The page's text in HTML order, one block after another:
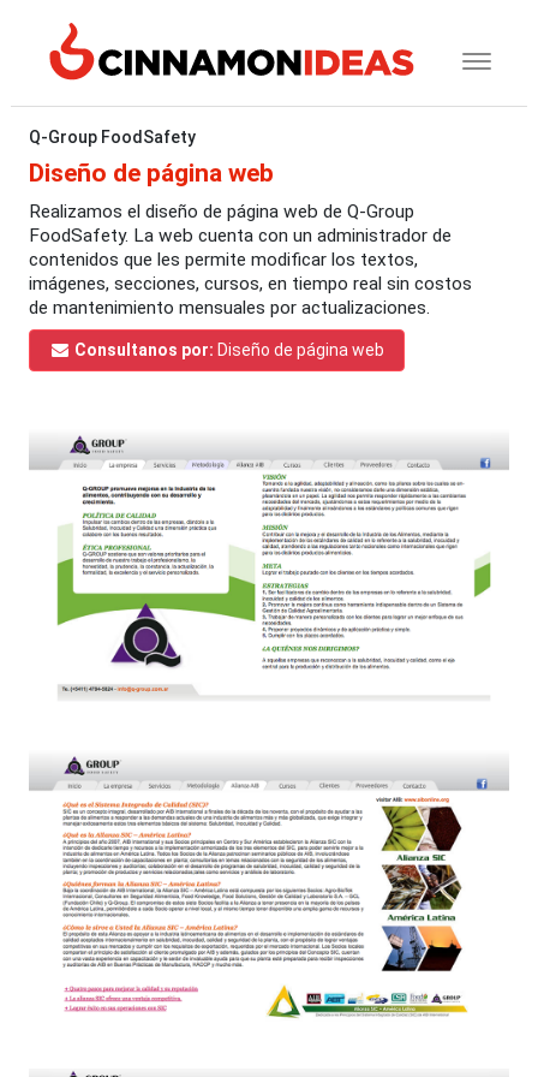
Q-Group FoodSafety
Diseño de página web
Realizamos el diseño de página web de Q-Group
FoodSafety. La web cuenta con un administrador de
contenidos que les permite modificar los textos,
imágenes, secciones, cursos, en tiempo real sin costos
de mantenimiento mensuales por actualizaciones.
Consultanos por: Diseño de página web